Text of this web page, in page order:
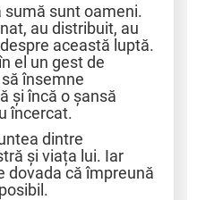
sumă sunt oameni.
au distribuit, au
această luptă.
el un gest de
însemne
și încă o șansă
încercat.
dintre
și viața lui. Iar
dovada că împreună